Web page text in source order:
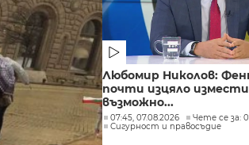
Любомир Николов:
почти изцяло
възможно...
07:45, 07.08.2026
Чете се за:
Сигурност и правосъдие